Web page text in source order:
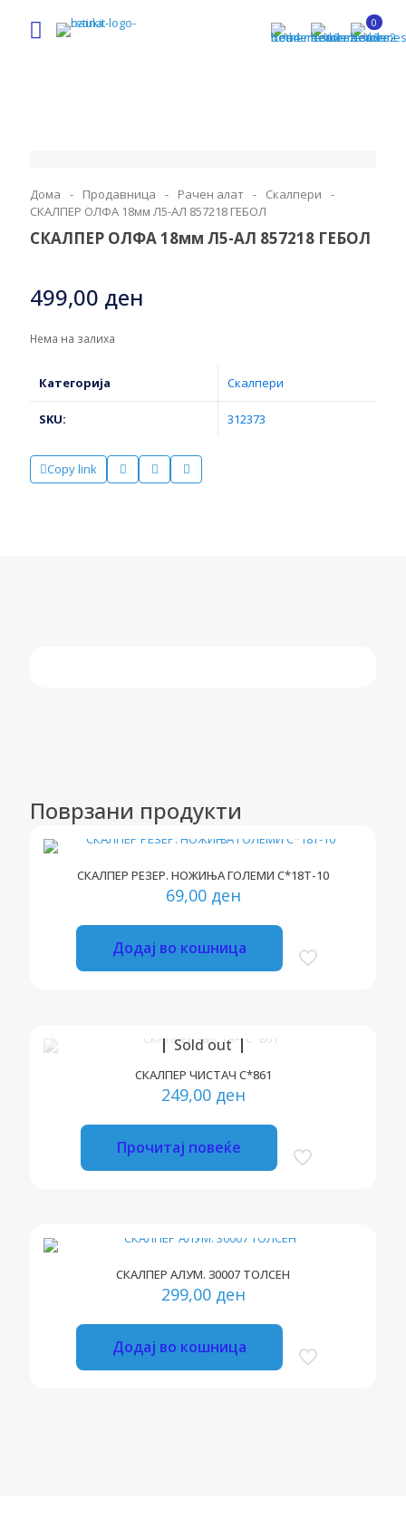
0
Дома - Продавница - Рачен алат - Скалпери
-
СКАЛПЕР ОЛФА 18мм Л5-АЛ 857218 ГЕБОЛ
СКАЛПЕР ОЛФА 18мм Л5-АЛ 857218 ГЕБОЛ
499,00 ден
Нема на залиха
Категорија Скалпери
SKU: 312373
Copy link
Поврзани продукти
СКАЛПЕР РЕЗЕР. НОЖИЊА ГОЛЕМИ С*18Т-10
69,00 ден
Додај во кошница
Sold out
СКАЛПЕР ЧИСТАЧ С*861
249,00 ден
Прочитај повеќе
СКАЛПЕР АЛУМ. 30007 ТОЛСЕН
299,00 ден
Додај во кошница